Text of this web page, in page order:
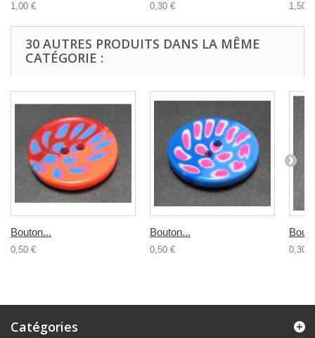
1,00 €
0,30 €
1,50 €
30 AUTRES PRODUITS DANS LA MÊME
CATÉGORIE :
Bouton...
0,50 €
Bouton...
0,50 € 0,30 €
Catégories